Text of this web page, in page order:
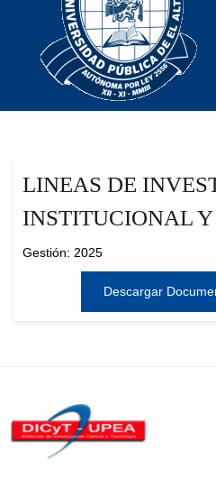
LINEAS DE
INSTITUCIONAL
Gestión: 2025
Descargar